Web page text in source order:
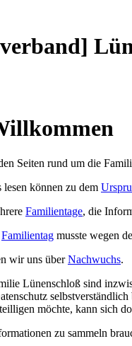
Seiten rund um die
können zu dem
Familientage, die
Familientag musste wegen
wir uns überNachwuchs.
Lünenschloß sind
möchte, kann sich
zu sammeln